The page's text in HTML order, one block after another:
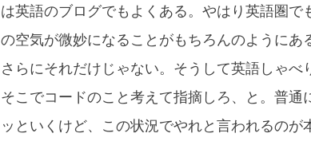
は英語のブログでもよくある。やはり英語圏
の空気が微妙になることがもちろんのようにあ
さらにそれだけじゃない。そうして英語しゃべ
そこでコードのこと考えて指摘しろ、と。普
ッといくけど、この状況でやれと言われるのが